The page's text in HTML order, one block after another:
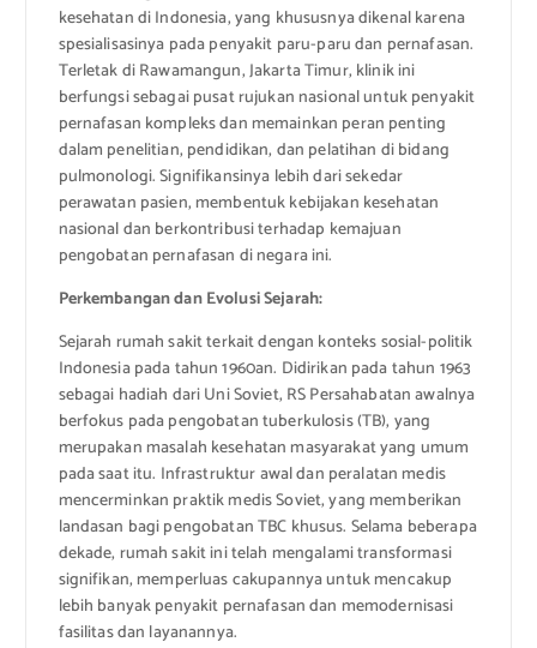
kesehatan di Indonesia, yang khususnya dikenal karena
spesialisasinya pada penyakit paru-paru dan pernafasan.
Terletak di Rawamangun, Jakarta Timur, klinik ini
berfungsi sebagai pusat rujukan nasional untuk penyakit
pernafasan kompleks dan memainkan peran penting
dalam penelitian, pendidikan, dan pelatihan di bidang
pulmonologi. Signifikansinya lebih dari sekedar
perawatan pasien, membentuk kebijakan kesehatan
nasional dan berkontribusi terhadap kemajuan
pengobatan pernafasan di negara ini.
Perkembangan dan Evolusi Sejarah:
Sejarah rumah sakit terkait dengan konteks sosial-politik
Indonesia pada tahun 1960an. Didirikan pada tahun 1963
sebagai hadiah dari Uni Soviet, RS Persahabatan awalnya
berfokus pada pengobatan tuberkulosis (TB), yang
merupakan masalah kesehatan masyarakat yang umum
pada saat itu. Infrastruktur awal dan peralatan medis
mencerminkan praktik medis Soviet, yang memberikan
landasan bagi pengobatan TBC khusus. Selama beberapa
dekade, rumah sakit ini telah mengalami transformasi
signifikan, memperluas cakupannya untuk mencakup
lebih banyak penyakit pernafasan dan memodernisasi
fasilitas dan layanannya.